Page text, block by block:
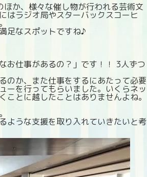
か、様々な催し物が行われる芸術文
はラジオ局やスターバックスコーヒ
足なスポットですね♪
お仕事があるの？」です！！ 3人ずつ
のか、また仕事をするにあたって必要
ーを行ってもらいました。いくらネッ
とに越したことはありませんよね。
ような支援を取り入れていきたいと考